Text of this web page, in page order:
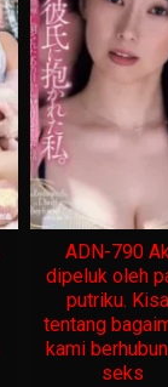
ADN-790
dipeluk oleh
putriku.
tentang
kami
seks